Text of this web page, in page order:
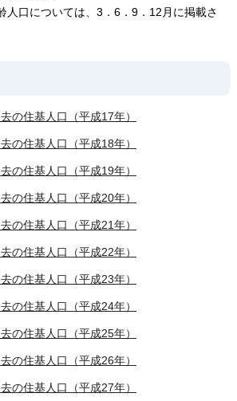
人口については、3．6．9．12月に掲載さ
の住基人口（平成17年）
の住基人口（平成18年）
の住基人口（平成19年）
の住基人口（平成20年）
の住基人口（平成21年）
の住基人口（平成22年）
の住基人口（平成23年）
の住基人口（平成24年）
の住基人口（平成25年）
の住基人口（平成26年）
の住基人口（平成27年）